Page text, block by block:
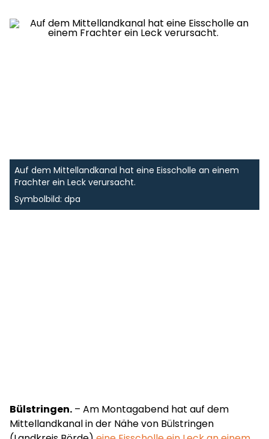
Auf dem Mittellandkanal hat eine Eisscholle an einem
Frachter ein Leck verursacht.
Symbolbild: dpa
Bülstringen. – Am Montagabend hat auf dem
Mittellandkanal in der Nähe von Bülstringen